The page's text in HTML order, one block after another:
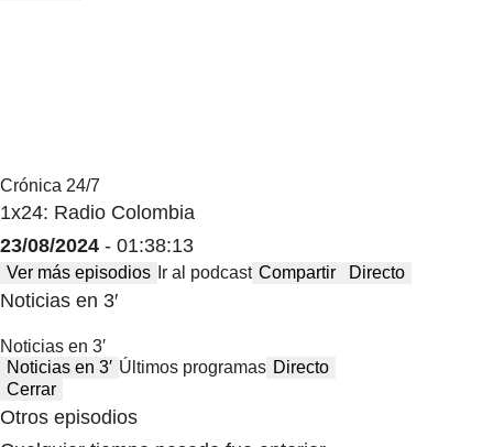
Crónica 24/7
1x24: Radio Colombia
23/08/2024 - 01:38:13
Ver más episodios Ir al podcast Compartir Directo
Noticias en 3′
Noticias en 3′
Noticias en 3′ Últimos programas Directo
Cerrar
Otros episodios